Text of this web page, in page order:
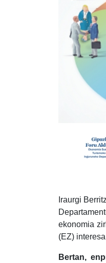
Iraurgi
ekonomia
(EZ)
Bertan,